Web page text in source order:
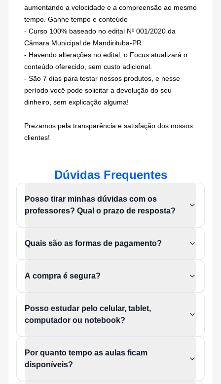
aumentando a velocidade e a compreensão ao mesmo
tempo. Ganhe tempo e conteúdo
- Curso 100% baseado no edital Nº 001/2020 da
Câmara Municipal de Mandirituba-PR.
- Havendo alterações no edital, o Focus atualizará o
conteúdo oferecido, sem custo adicional.
- São 7 dias para testar nossos produtos, e nesse
período você pode solicitar a devolução do seu
dinheiro, sem explicação alguma!
Prezamos pela transparência e satisfação dos nossos
clientes!
Dúvidas Frequentes
Posso tirar minhas dúvidas com os
professores? Qual o prazo de resposta?
Quais são as formas de pagamento?
A compra é segura?
Posso estudar pelo celular, tablet,
computador ou notebook?
Por quanto tempo as aulas ficam
disponíveis?